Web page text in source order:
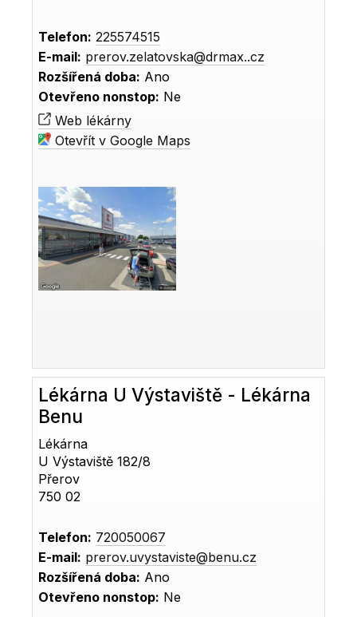
Telefon: 225574515
E-mail: prerov.zelatovska@drmax..cz
Rozšířená doba: Ano
Otevřeno nonstop: Ne
Web lékárny
Otevřít v Google Maps
Lékárna U Výstaviště - Lékárna
Benu
Lékárna
U Výstaviště 182/8
Přerov
750 02
Telefon: 720050067
E-mail: prerov.uvystaviste@benu.cz
Rozšířená doba: Ano
Otevřeno nonstop: Ne